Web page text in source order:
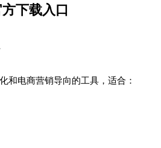
下载入口
和电商营销导向的工具，适合：